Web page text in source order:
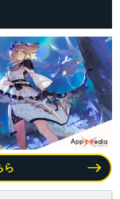
ら